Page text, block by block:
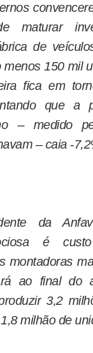
maturar
de
menos 150 mil
fica em
que a
– medido
– caia -
da
ociosa é
montadoras
ao final do
3,2
milhão de